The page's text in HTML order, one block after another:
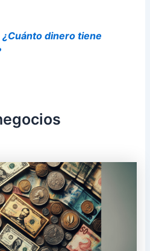
¿Cuánto dinero tiene